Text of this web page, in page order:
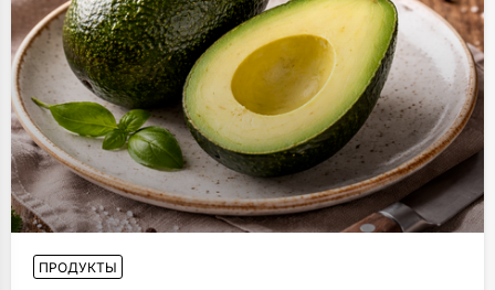
ПРОДУКТЫ